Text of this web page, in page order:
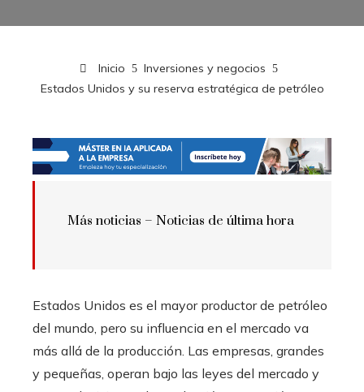
Inicio
Inversiones y negocios
Estados Unidos y su reserva estratégica de petróleo
Más noticias – Noticias de última hora
Estados Unidos es el mayor productor de petróleo
del mundo, pero su influencia en el mercado va
más allá de la producción. Las empresas, grandes
y pequeñas, operan bajo las leyes del mercado y